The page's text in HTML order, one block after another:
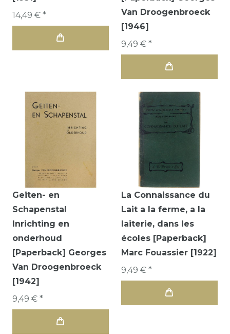
14,49 € *
Van Droogenbroeck
[1946]
9,49 € *
Geiten- en
Schapenstal
Inrichting en
onderhoud
[Paperback] Georges
Van Droogenbroeck
[1942]
9,49 € *
La Connaissance du
Lait a la ferme, a la
laiterie, dans les
écoles [Paperback]
Marc Fouassier [1922]
9,49 € *